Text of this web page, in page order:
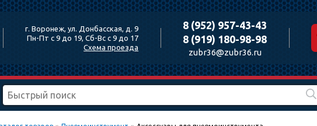
г. Воронеж, ул. Донбасская, д. 9
Пн-Пт с 9 до 19, Сб-Вс с 9 до 17
Схема проезда
8 (952) 957-43-43
8 (919) 180-98-98
zubr36@zubr36.ru